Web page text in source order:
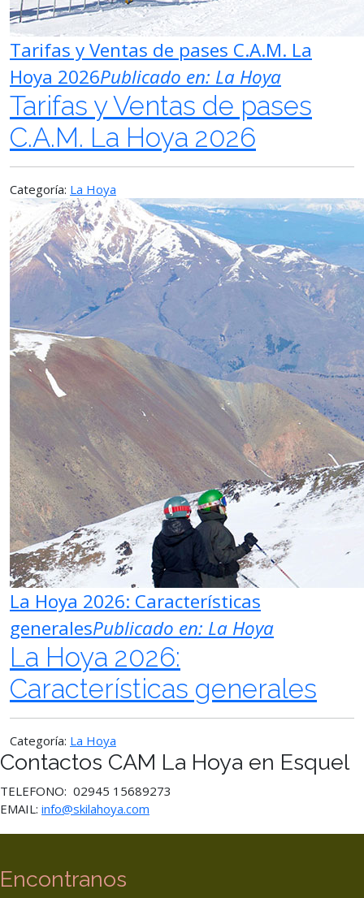
Tarifas y Ventas de pases C.A.M. La
Hoya 2026Publicado en: La Hoya
Tarifas y Ventas de pases
C.A.M. La Hoya 2026
Categoría: La Hoya
La Hoya 2026: Características
generalesPublicado en: La Hoya
La Hoya 2026:
Características generales
Categoría: La Hoya
Contactos CAM La Hoya en Esquel
TELEFONO: 02945 15689273
EMAIL: info@skilahoya.com
Encontranos